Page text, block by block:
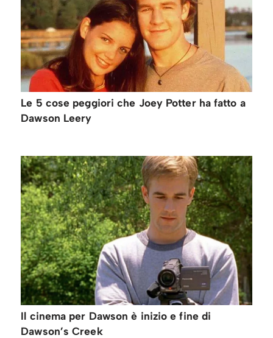
Le 5 cose peggiori che Joey Potter ha fatto a
Dawson Leery
Il cinema per Dawson è inizio e fine di
Dawson’s Creek